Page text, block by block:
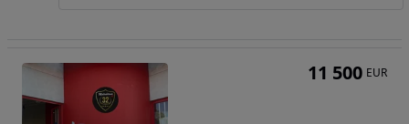
11 500 EUR